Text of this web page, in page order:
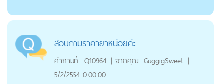
สอบถามราคายาหน่อยค่ะ
คำถามที่: Q10964 | จากคุณ GuggigSweet |
5/2/2554 0:00:00